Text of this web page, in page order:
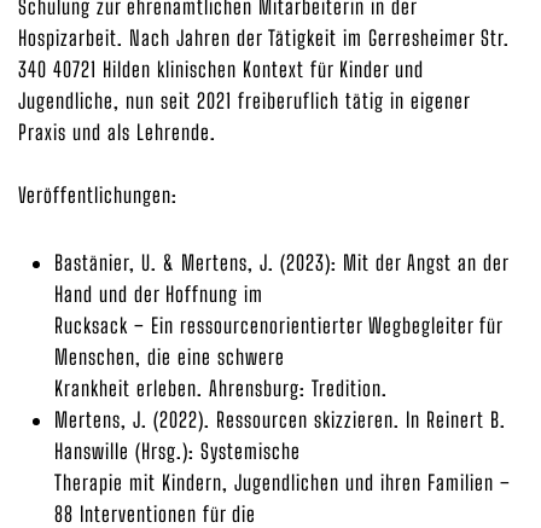
Schulung zur ehrenamtlichen Mitarbeiterin in der
Hospizarbeit. Nach Jahren der Tätigkeit im Gerresheimer Str.
340 40721 Hilden klinischen Kontext für Kinder und
Jugendliche, nun seit 2021 freiberuflich tätig in eigener
Praxis und als Lehrende.
Veröffentlichungen:
Bastänier, U. & Mertens, J. (2023): Mit der Angst an der
Hand und der Hoffnung im
Rucksack – Ein ressourcenorientierter Wegbegleiter für
Menschen, die eine schwere
Krankheit erleben. Ahrensburg: Tredition.
Mertens, J. (2022). Ressourcen skizzieren. In Reinert B.
Hanswille (Hrsg.): Systemische
Therapie mit Kindern, Jugendlichen und ihren Familien –
88 Interventionen für die